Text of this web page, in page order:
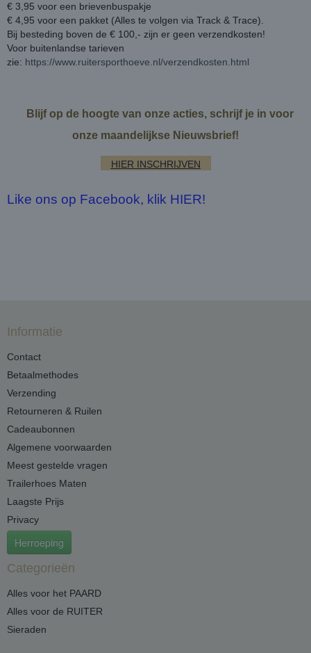
€ 3,95 voor een brievenbuspakje
€ 4,95 voor een pakket (Alles te volgen via Track & Trace).
Bij besteding boven de € 100,- zijn er geen verzendkosten!
Voor buitenlandse tarieven
zie: https://www.ruitersporthoeve.nl/verzendkosten.html
Blijf op de hoogte van onze acties, schrijf je in voor
onze maandelijkse Nieuwsbrief!
HIER INSCHRIJVEN
Like ons op Facebook, klik HIER!
Informatie
Contact
Betaalmethodes
Verzending
Retourneren & Ruilen
Cadeaubonnen
Algemene voorwaarden
Meest gestelde vragen
Trailerhoes Maten
Laagste Prijs
Privacy
Herroeping
Categorieën
Alles voor het PAARD
Alles voor de RUITER
Sieraden